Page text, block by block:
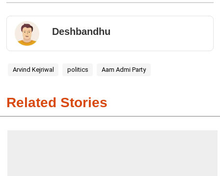
Deshbandhu
Arvind Kejriwal politics Aam Admi Party
Related Stories